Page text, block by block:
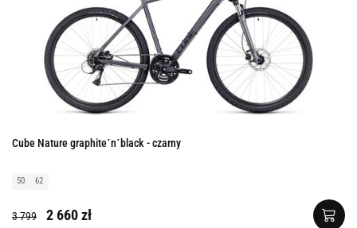
Cube Nature graphite´n´black - czarny
50 62
3 799 2 660 zł